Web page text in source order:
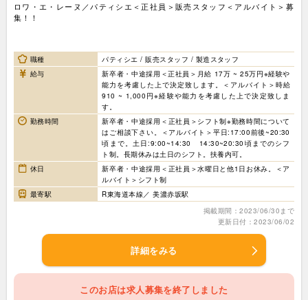
ロワ・エ・レーヌ／パティシエ＜正社員＞販売スタッフ＜アルバイト＞募
集！！
職種
パティシエ / 販売スタッフ / 製造スタッフ
給与
新卒者・中途採用＜正社員＞月給 17万 ~ 25万円※経験や
能力を考慮した上で決定致します。＜アルバイト＞時給
910 ~ 1,000円※経験や能力を考慮した上で決定致しま
す。
勤務時間
新卒者・中途採用＜正社員＞シフト制※勤務時間について
はご相談下さい。＜アルバイト＞平日:17:00前後~20:30
頃まで。土日:9:00~14:30 14:30~20:30頃までのシフ
ト制。長期休みは土日のシフト。扶養内可。
休日
新卒者・中途採用＜正社員＞水曜日と他1日お休み。＜ア
ルバイト＞シフト制
最寄駅
R東海道本線／ 美濃赤坂駅
掲載期間：2023/06/30まで
更新日付：2023/06/02
詳細をみる
このお店は求人募集を終了しました